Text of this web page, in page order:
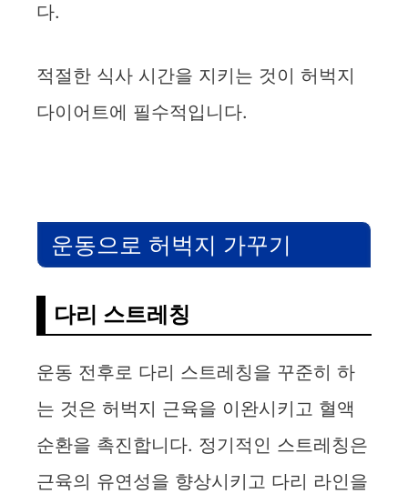
다.
적절한 식사 시간을 지키는 것이 허벅지
다이어트에 필수적입니다.
운동으로 허벅지 가꾸기
다리 스트레칭
운동 전후로 다리 스트레칭을 꾸준히 하
는 것은 허벅지 근육을 이완시키고 혈액
순환을 촉진합니다. 정기적인 스트레칭은
근육의 유연성을 향상시키고 다리 라인을